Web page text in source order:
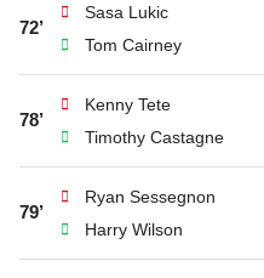
72’
Sasa Lukic
Tom Cairney
78’
Kenny Tete
Timothy Castagne
79’
Ryan Sessegnon
Harry Wilson